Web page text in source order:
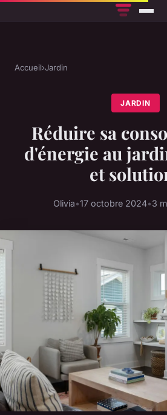
Accueil›Jardin
JARDIN
Réduire sa
d'énergie au
et
Olivia•17 octobre 2024•3